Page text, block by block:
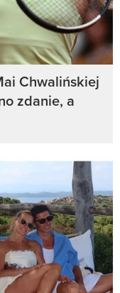
Chwalińskiej
zdanie, a